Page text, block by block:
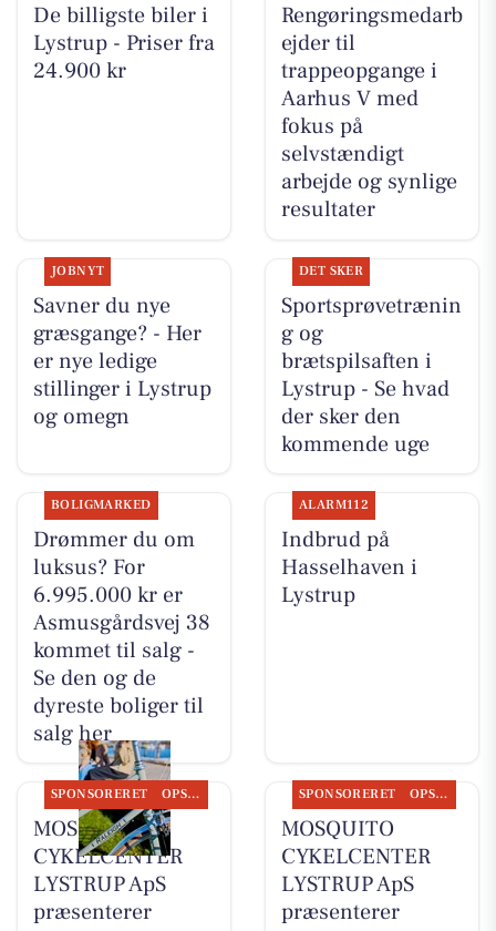
De billigste biler i
Lystrup - Priser fra
24.900 kr
Rengøringsmedarb
ejder til
trappeopgange i
Aarhus V med
fokus på
selvstændigt
arbejde og synlige
resultater
JOBNYT
Savner du nye
græsgange? - Her
er nye ledige
stillinger i Lystrup
og omegn
DET SKER
Sportsprøvetrænin
g og
brætspilsaften i
Lystrup - Se hvad
der sker den
kommende uge
BOLIGMARKED
Drømmer du om
luksus? For
6.995.000 kr er
Asmusgårdsvej 38
kommet til salg -
Se den og de
dyreste boliger til
salg her
ALARM112
Indbrud på
Hasselhaven i
Lystrup
SPONSORERET OPSLAGSTAVLEN
MOSQUITO
CYKELCENTER
LYSTRUP ApS
præsenterer
SPONSORERET OPSLAGSTAVLEN
MOSQUITO
CYKELCENTER
LYSTRUP ApS
præsenterer